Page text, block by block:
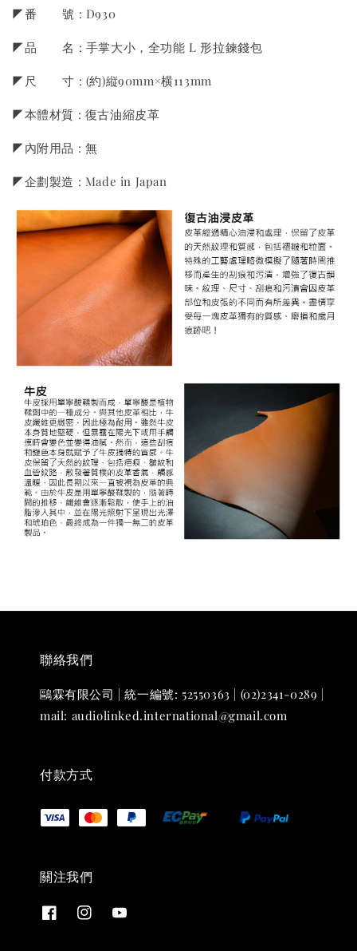
◤番 號 : D930
◤品 名 : 手掌大小，全功能 L 形拉鍊錢包
◤尺 寸 : (約)縦90mm×横113mm
◤本體材質 : 復古油縮皮革
◤內附用品 : 無
◤企劃製造 : Made in Japan
聯絡我們
鷗霖有限公司 | 統一編號: 52550363 | (02)2341-0289 |
mail: audiolinked.international@gmail.com
付款方式
關注我們